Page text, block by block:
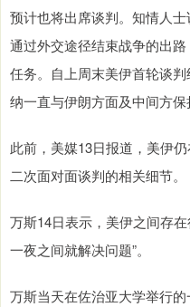
预计也将出席谈判。知情人
通过外交途径结束战争的出
任务。自上周末美伊首轮谈
纳一直与伊朗方面及中间方保
此前，美媒13日报道，美伊
二次面对面谈判的相关细节。
万斯14日表示，美伊之间存
一夜之间就解决问题”。
万斯当天在佐治亚大学举行